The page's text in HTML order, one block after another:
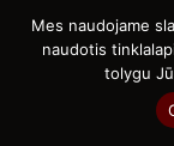
Mes naudojame
naudotis
tolygu